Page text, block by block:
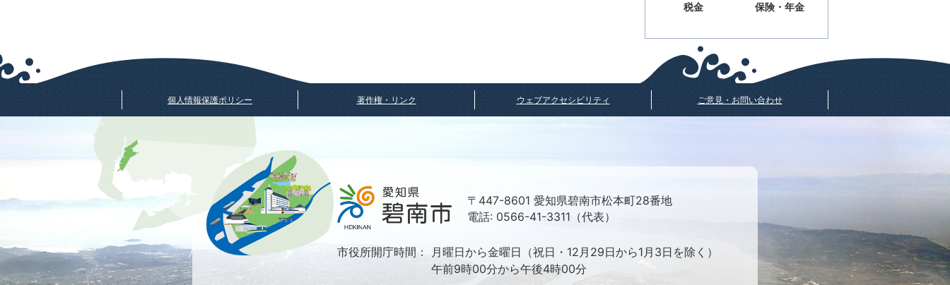
税金 保険・年金
個人情報保護ポリシー 著作権・リンク ウェブアクセシビリティ ご意見・お問い合わせ
〒447-8601 愛知県碧南市松本町28番地
電話: 0566-41-3311（代表）
市役所開庁時間：
月曜日から金曜日（祝日・12月29日から1月3日を除く）
午前9時00分から午後4時00分